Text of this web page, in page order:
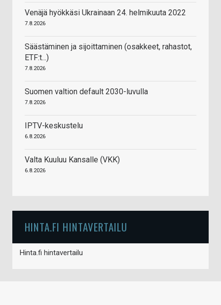
Venäjä hyökkäsi Ukrainaan 24. helmikuuta 2022
7.8.2026
Säästäminen ja sijoittaminen (osakkeet, rahastot,
ETF:t...)
7.8.2026
Suomen valtion default 2030-luvulla
7.8.2026
IPTV-keskustelu
6.8.2026
Valta Kuuluu Kansalle (VKK)
6.8.2026
HINTA.FI HINTAVERTAILU
Hinta.fi hintavertailu